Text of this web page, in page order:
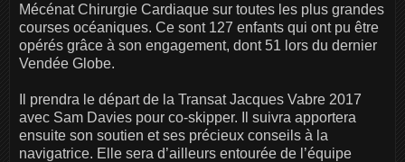
Mécénat Chirurgie Cardiaque sur toutes les plus grandes
courses océaniques. Ce sont 127 enfants qui ont pu être
opérés grâce à son engagement, dont 51 lors du dernier
Vendée Globe.
Il prendra le départ de la Transat Jacques Vabre 2017
avec Sam Davies pour co-skipper. Il suivra apportera
ensuite son soutien et ses précieux conseils à la
navigatrice. Elle sera d’ailleurs entourée de l’équipe